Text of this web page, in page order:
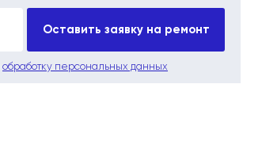
Оставить заявку на ремонт
обработку персональных данных